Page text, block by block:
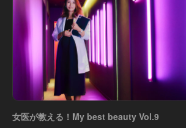
女医が教える！My best beauty Vol.9